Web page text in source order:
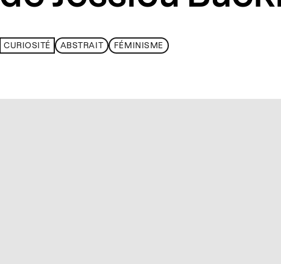
CURIOSITÉ ABSTRAIT FÉMINISME